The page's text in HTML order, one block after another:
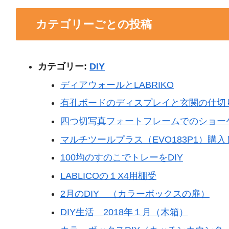
カテゴリーごとの投稿
カテゴリー: DIY
ディアウォールとLABRIKO
有孔ボードのディスプレイと玄関の仕切
四つ切写真フォートフレームでのショー
マルチツールプラス（EVO183P1）購入
100均のすのこでトレーをDIY
LABLICOの１X4用棚受
2月のDIY （カラーボックスの扉）
DIY生活 2018年１月（木箱）